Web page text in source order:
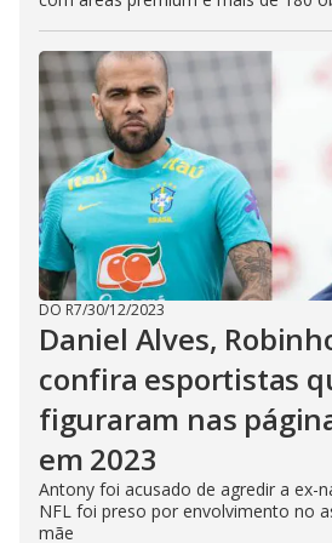
DO R7/30/12/2023
Daniel Alves,
confira esportistas
figuraram nas
em 2023
Antony foi acusado de agredir a ex-
NFL foi preso por envolvimento no
mãe